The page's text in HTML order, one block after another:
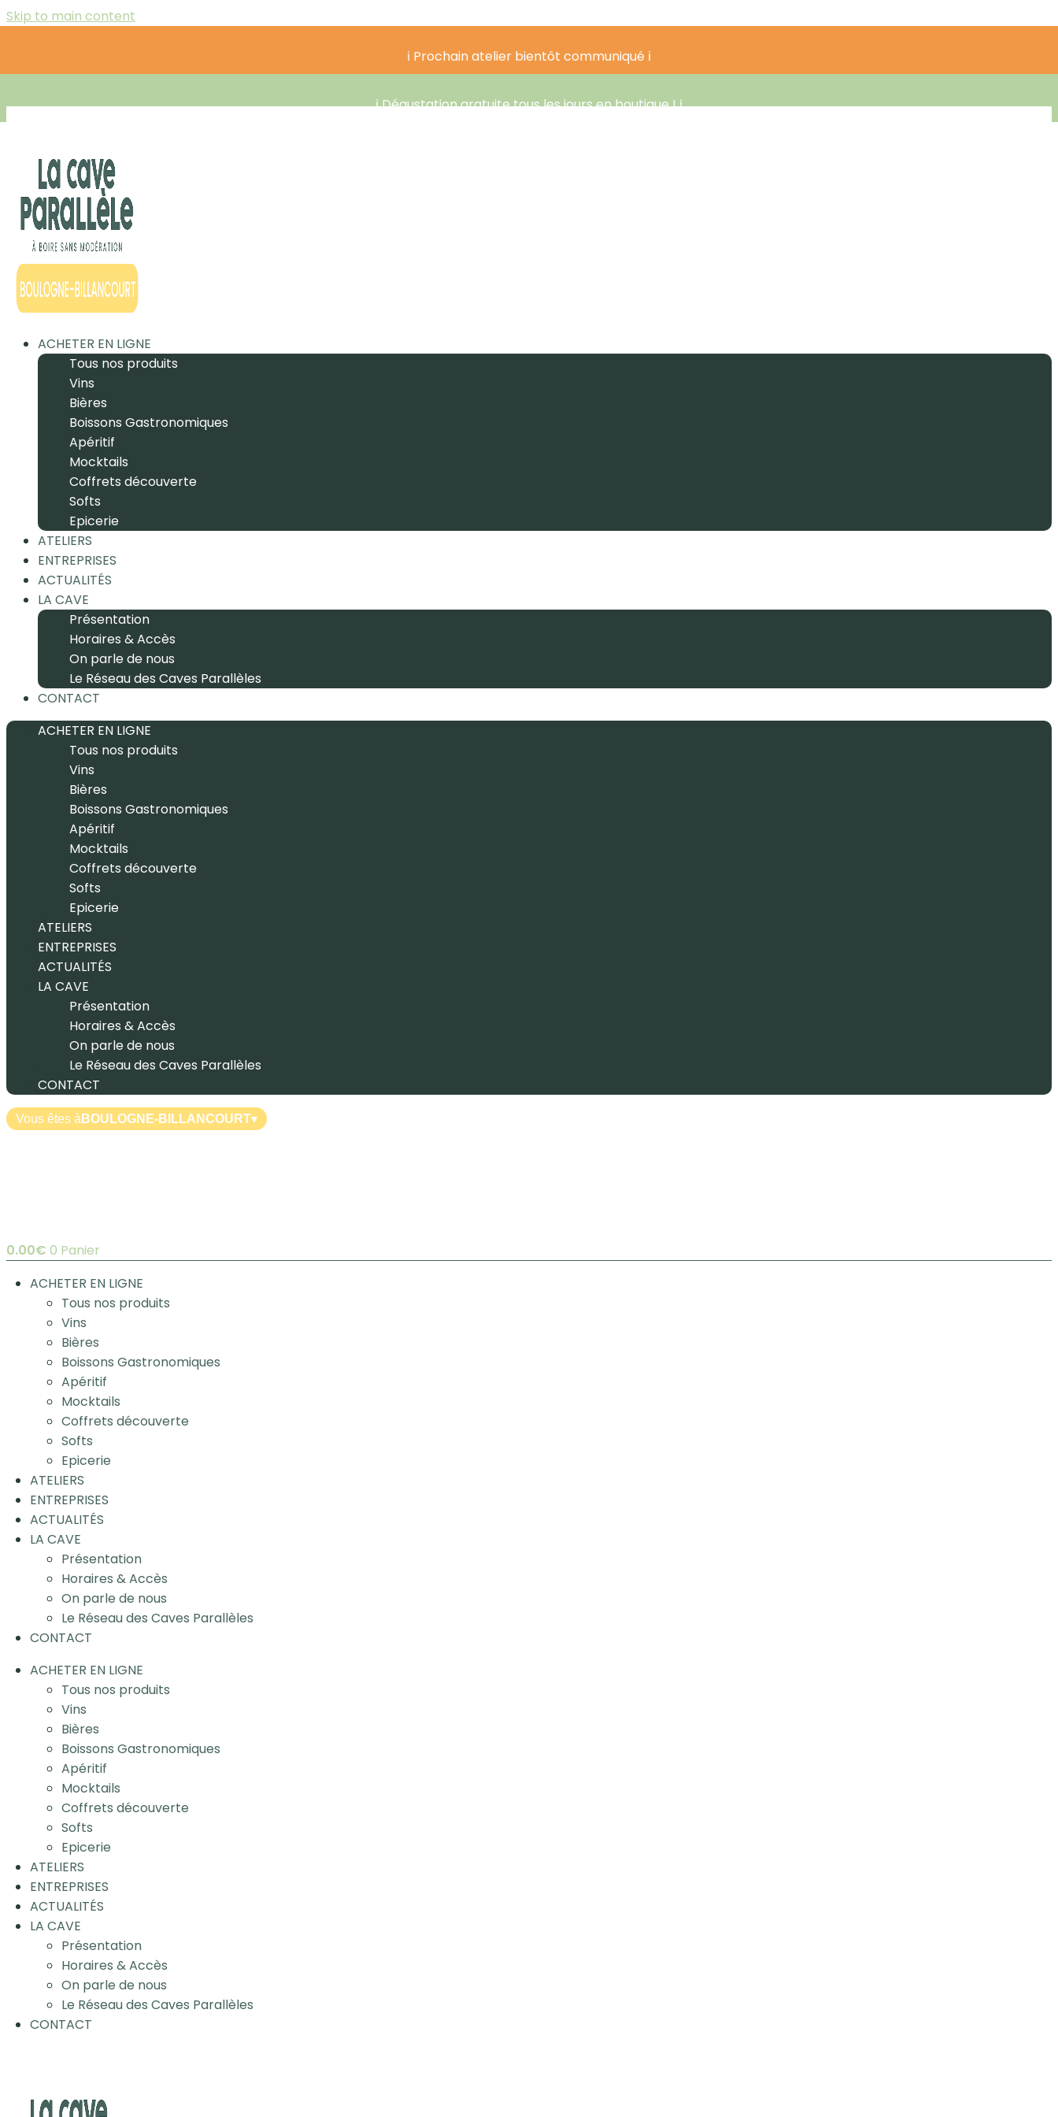
Skip to main content
ℹ️ Prochain atelier bientôt communiqué ℹ️
ℹ️ Dégustation gratuite tous les jours en boutique ! ℹ️
ACHETER EN LIGNE
Tous nos produits
Vins
Bières
Boissons Gastronomiques
Apéritif
Mocktails
Coffrets découverte
Softs
Epicerie
ATELIERS
ENTREPRISES
ACTUALITÉS
LA CAVE
Présentation
Horaires & Accès
On parle de nous
Le Réseau des Caves Parallèles
CONTACT
ACHETER EN LIGNE
Tous nos produits
Vins
Bières
Boissons Gastronomiques
Apéritif
Mocktails
Coffrets découverte
Softs
Epicerie
ATELIERS
ENTREPRISES
ACTUALITÉS
LA CAVE
Présentation
Horaires & Accès
On parle de nous
Le Réseau des Caves Parallèles
CONTACT
Vous êtes à BOULOGNE-BILLANCOURT▾
0.00€ 0 Panier
ACHETER EN LIGNE
Tous nos produits
Vins
Bières
Boissons Gastronomiques
Apéritif
Mocktails
Coffrets découverte
Softs
Epicerie
ATELIERS
ENTREPRISES
ACTUALITÉS
LA CAVE
Présentation
Horaires & Accès
On parle de nous
Le Réseau des Caves Parallèles
CONTACT
ACHETER EN LIGNE
Tous nos produits
Vins
Bières
Boissons Gastronomiques
Apéritif
Mocktails
Coffrets découverte
Softs
Epicerie
ATELIERS
ENTREPRISES
ACTUALITÉS
LA CAVE
Présentation
Horaires & Accès
On parle de nous
Le Réseau des Caves Parallèles
CONTACT